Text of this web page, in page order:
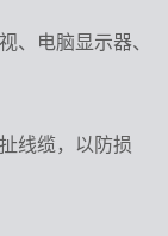
、电脑显示器、
线缆，以防损